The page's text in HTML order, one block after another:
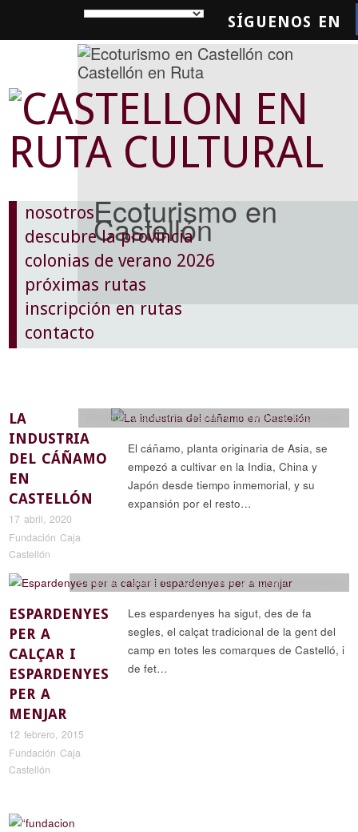
SÍGUENOS EN
Ecoturismo en
Castellón
nosotros
descubre la provincia
colonias de verano 2026
próximas rutas
inscripción en rutas
contacto
LA
INDUSTRIA
DEL CÁÑAMO
EN
CASTELLÓN
17 abril, 2020
Fundación Caja
Castellón
Etnología y artesanía,Historia y arqueología,Reportajes
El cáñamo, planta originaria de Asia, se
empezó a cultivar en la India, China y
Japón desde tiempo inmemorial, y su
expansión por el resto…
ESPARDENYES
PER A
CALÇAR I
ESPARDENYES
PER A
MENJAR
12 febrero, 2015
Fundación Caja
Castellón
Etnología y artesanía,Gastronomía y enología,
Les espardenyes ha sigut, des de fa
segles, el calçat tradicional de la gent del
camp en totes les comarques de Castelló, i
de fet…